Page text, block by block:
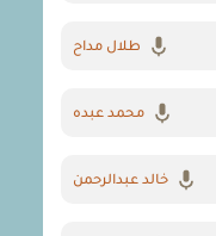
طلال مداح
محمد عبده
خالد عبدالرحمن